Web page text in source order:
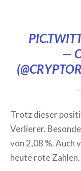
—
Trotz dieser
Verlierer.
von 2,08 %. Auch
heute rote Zahlen.